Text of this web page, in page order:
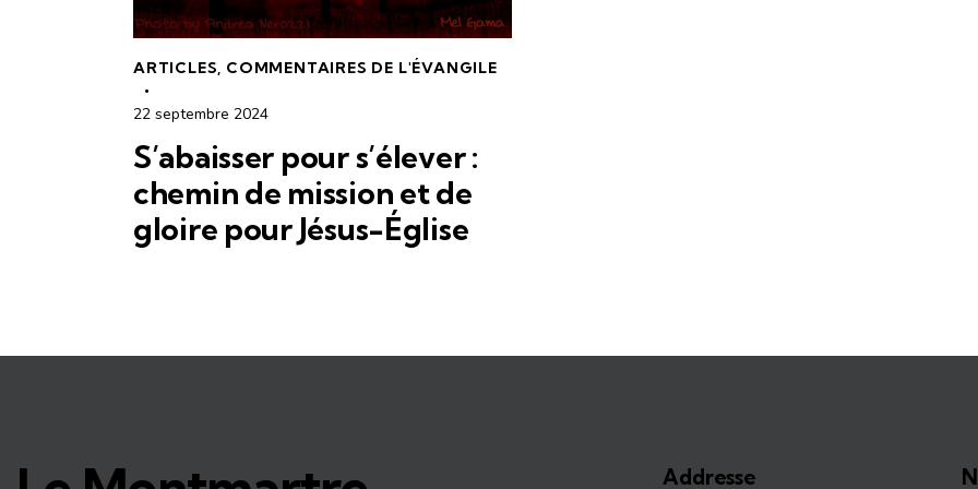
ARTICLES, COMMENTAIRES DE L'ÉVANGILE
22 septembre 2024
S’abaisser pour s’élever :
chemin de mission et de
gloire pour Jésus-Église
Addresse